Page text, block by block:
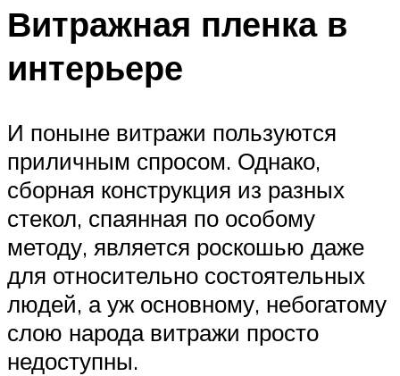
Витражная пленка в
интерьере
И поныне витражи пользуются
приличным спросом. Однако,
сборная конструкция из разных
стекол, спаянная по особому
методу, является роскошью даже
для относительно состоятельных
людей, а уж основному, небогатому
слою народа витражи просто
недоступны.